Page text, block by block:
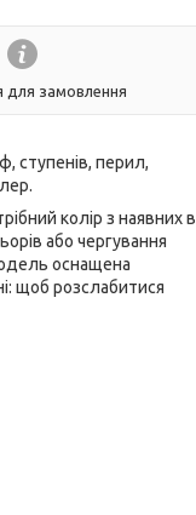
для замовлення
ступенів, перил,
колір з наявних в
або чергування
оснащена
щоб розслабитися